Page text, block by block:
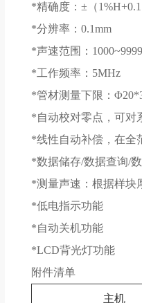
*精确度：±（
*分辨率：0.1mm
*声速范围：
*工作频率：5MHz
*管材测量下限：
*自动校对零点，可对
*线性自动补偿，在全
*数据储存/数据查询/
*测量声速：根据样块
*低电指示功能
*自动关机功能
*LCD背光灯功能
附件清单
主机